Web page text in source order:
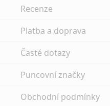
Recenze
Platba a doprava
Časté dotazy
Puncovní značky
Obchodní podmínky